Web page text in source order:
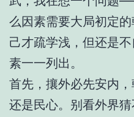
么因素需要大局初定
己才疏学浅，但还是
素一一列出。
首先，攘外必先安内
还是民心。别看外界